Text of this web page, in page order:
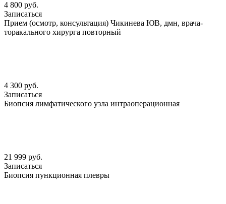
4 800 руб.
Записаться
Прием (осмотр, консультация) Чикинева ЮВ, дмн, врача-
торакального хирурга повторный
4 300 руб.
Записаться
Биопсия лимфатического узла интраоперационная
21 999 руб.
Записаться
Биопсия пункционная плевры